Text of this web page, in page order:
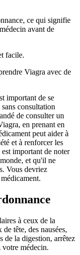
ce qui signifie
avant de
facile.
Viagra avec de
important de se
consultation
de consulter un
en prenant en
peut aider à
et à renforcer les
important de noter
et qu'il ne
Vous devriez
à ceux de la
tête, des nausées,
de la digestion, arrêtez
votre médecin.